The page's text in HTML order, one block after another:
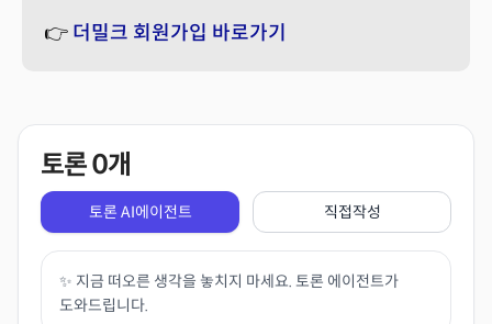
👉 더밀크 회원가입 바로가기
토론0개
토론 AI에이전트 직접작성
✨ 지금 떠오른 생각을 놓치지 마세요. 토론 에이전트가
도와드립니다.